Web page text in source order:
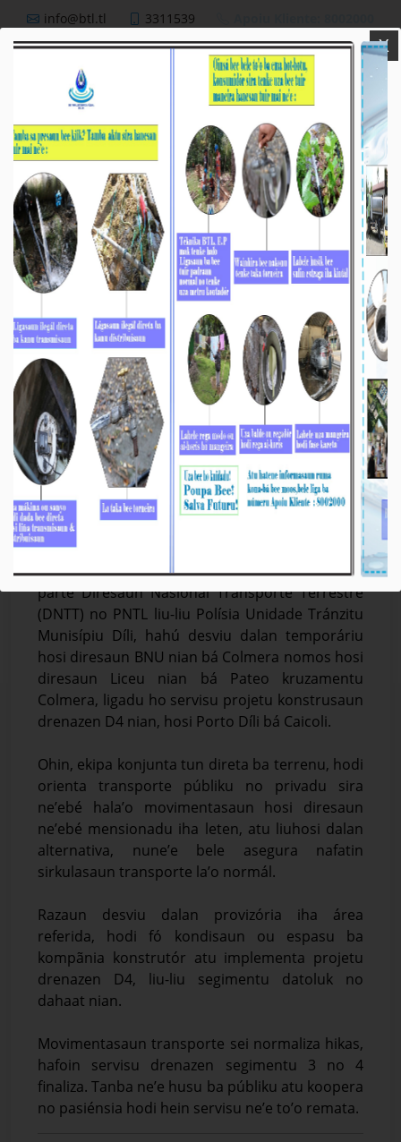
info@btl.tl 3311539
𝐎𝐡𝐢𝐧 𝐇𝐚𝐡𝐮́ 𝐓𝐚𝐤𝐚 𝐃𝐚𝐥𝐚𝐧 𝐓𝐞𝐦𝐩𝐨𝐫𝐚́𝐫𝐢𝐮 𝐓𝐚𝐧𝐛𝐚 𝐒𝐞𝐫𝐯𝐢𝐬𝐮
𝐊𝐨𝐧𝐬𝐭𝐫𝐮𝐬𝐚𝐮𝐧 𝐃𝐫𝐞𝐧𝐚𝐳𝐞𝐧 𝐃𝟒
Média_BTL, E.P 05-Febreiru-2026
𝐃𝐢́𝐥𝐢, 𝟎𝟓 𝐅𝐞𝐯𝐞𝐫𝐞𝐢𝐫𝐮 𝟐𝟎𝟐𝟔. Ekipa DEI Bee Timor-Leste,
Empreza Públika (BTL, E.P) no MOP akompaña
parte Diresaun Nasionál Transporte Terrestre
(DNTT) no PNTL liu-liu Polísia Unidade Tránzitu
Munisípiu Díli, hahú desviu dalan temporáriu
hosi diresaun BNU nian bá Colmera nomos hosi
diresaun Liceu nian bá Pateo kruzamentu
Colmera, ligadu ho servisu projetu konstrusaun
drenazen D4 nian, hosi Porto Díli bá Caicoli.
Ohin, ekipa konjunta tun direta ba terrenu, hodi
orienta transporte públiku no privadu sira
ne’ebé hala’o movimentasaun hosi diresaun
ne’ebé mensionadu iha leten, atu liuhosi dalan
alternativa, nune’e bele asegura nafatin
sirkulasaun transporte la’o normál.
Razaun desviu dalan provizória iha área
referida, hodi fó kondisaun ou espasu ba
kompãnia konstrutór atu implementa projetu
drenazen D4, liu-liu segimentu datoluk no
dahaat nian.
Movimentasaun transporte sei normaliza hikas,
hafoin servisu drenazen segimentu 3 no 4
finaliza. Tanba ne’e husu ba públiku atu koopera
no pasiénsia hodi hein servisu ne’e to’o remata.
X